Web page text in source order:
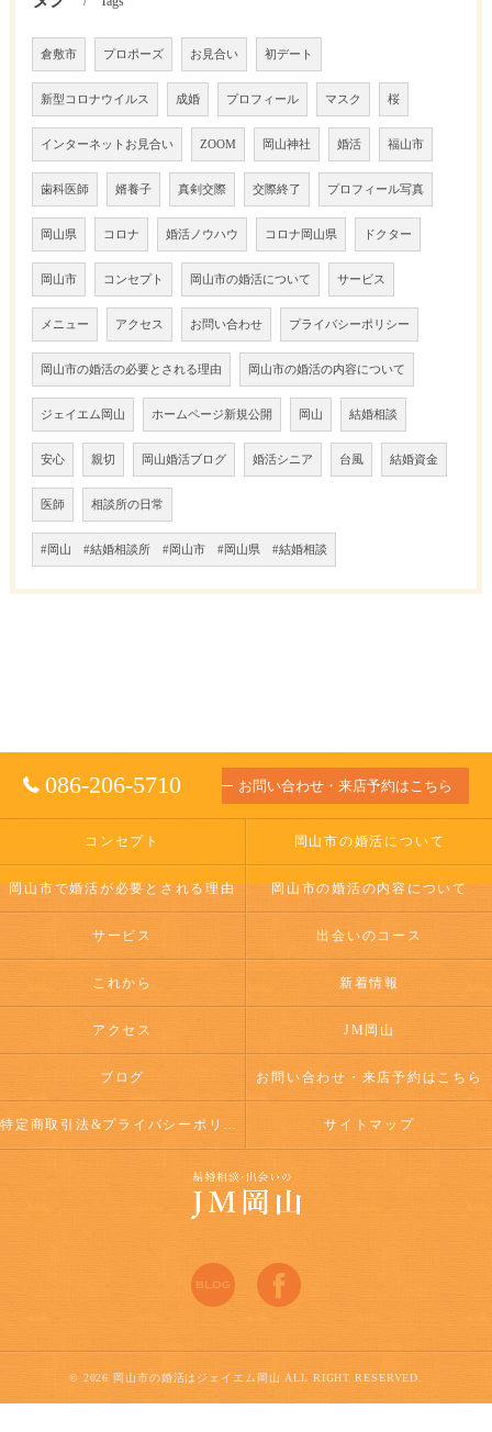
倉敷市 プロポーズ お見合い 初デート
新型コロナウイルス 成婚 プロフィール マスク 桜
インターネットお見合い ZOOM 岡山神社 婚活 福山市
歯科医師 婿養子 真剣交際 交際終了 プロフィール写真
岡山県 コロナ 婚活ノウハウ コロナ岡山県 ドクター
岡山市 コンセプト 岡山市の婚活について サービス
メニュー アクセス お問い合わせ プライバシーポリシー
岡山市の婚活の必要とされる理由 岡山市の婚活の内容について
ジェイエム岡山 ホームページ新規公開 岡山 結婚相談
安心 親切 岡山婚活ブログ 婚活シニア 台風 結婚資金
医師 相談所の日常
#岡山 #結婚相談所 #岡山市 #岡山県 #結婚相談
086-206-5710 お問い合わせ・来店予約はこちら
コンセプト 岡山市の婚活について
岡山市で婚活が必要とされる理由 岡山市の婚活の内容について
サービス 出会いのコース
これから 新着情報
アクセス JM岡山
ブログ お問い合わせ・来店予約はこちら
特定商取引法&プライバシーポリシー サイトマップ
© 2026 岡山市の婚活はジェイエム岡山 ALL RIGHT RESERVED.